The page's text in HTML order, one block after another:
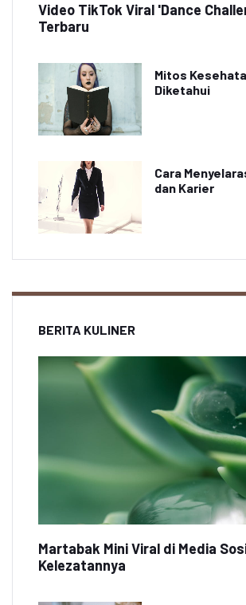
Video TikTok Viral 'Dance
Terbaru
Mitos
Diketahui
Cara
dan Karier
BERITA KULINER
Martabak Mini Viral di Media
Kelezatannya